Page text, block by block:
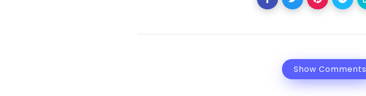
Show Comments